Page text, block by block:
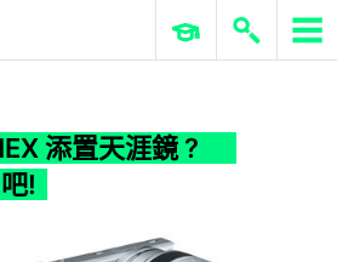
ERP 與商業 AI
添置天涯鏡 ?
!